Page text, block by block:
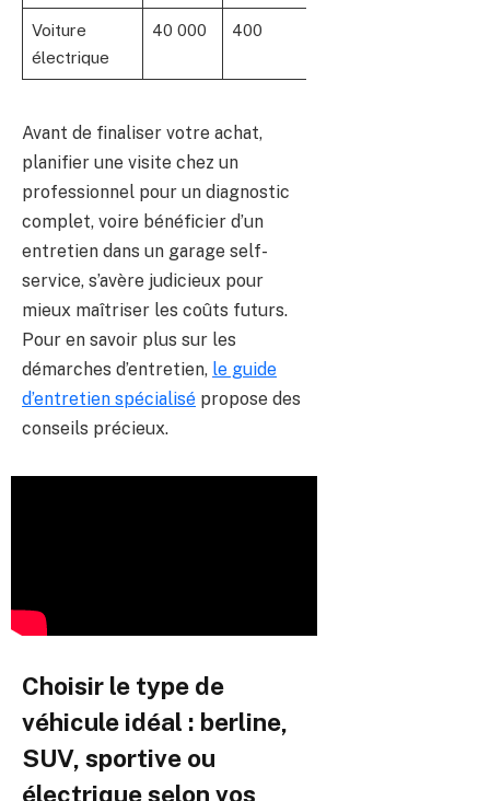
Voiture
électrique
40 000 400
Avant de finaliser votre achat,
planifier une visite chez un
professionnel pour un diagnostic
complet, voire bénéficier d’un
entretien dans un garage self-
service, s’avère judicieux pour
mieux maîtriser les coûts futurs.
Pour en savoir plus sur les
démarches d’entretien, le guide
d’entretien spécialisé propose des
conseils précieux.
Choisir le type de
véhicule idéal : berline,
SUV, sportive ou
électrique selon vos